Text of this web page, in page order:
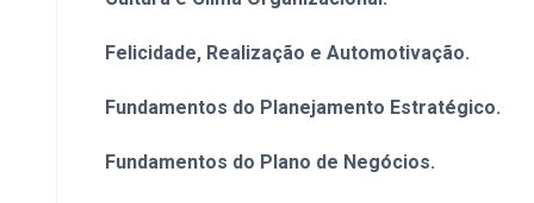
Felicidade, Realização e Automotivação.
Fundamentos do Planejamento Estratégico.
Fundamentos do Plano de Negócios.